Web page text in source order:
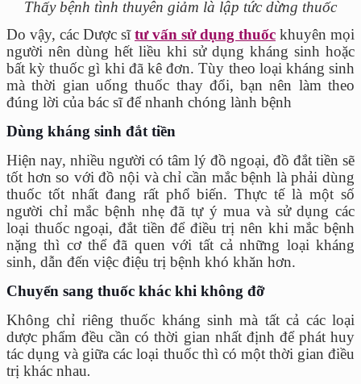
Thấy bệnh tình thuyên giảm là lập tức dừng thuốc
Do vậy, các Dược sĩtư vấn sử dụng thuốc khuyên mọi
người nên dùng hết liều khi sử dụng kháng sinh hoặc
bất kỳ thuốc gì khi đã kê đơn. Tùy theo loại kháng sinh
mà thời gian uống thuốc thay đổi, bạn nên làm theo
đúng lời của bác sĩ để nhanh chóng lành bệnh
Dùng kháng sinh đắt tiền
Hiện nay, nhiều người có tâm lý đồ ngoại, đồ đắt tiền sẽ
tốt hơn so với đồ nội và chỉ cần mắc bệnh là phải dùng
thuốc tốt nhất đang rất phổ biến. Thực tế là một số
người chỉ mắc bệnh nhẹ đã tự ý mua và sử dụng các
loại thuốc ngoại, đắt tiền để điều trị nên khi mắc bệnh
nặng thì cơ thể đã quen với tất cả những loại kháng
sinh, dẫn đến việc điệu trị bệnh khó khăn hơn.
Chuyển sang thuốc khác khi không đỡ
Không chỉ riêng thuốc kháng sinh mà tất cả các loại
dược phẩm đều cần có thời gian nhất định để phát huy
tác dụng và giữa các loại thuốc thì có một thời gian điều
trị khác nhau.